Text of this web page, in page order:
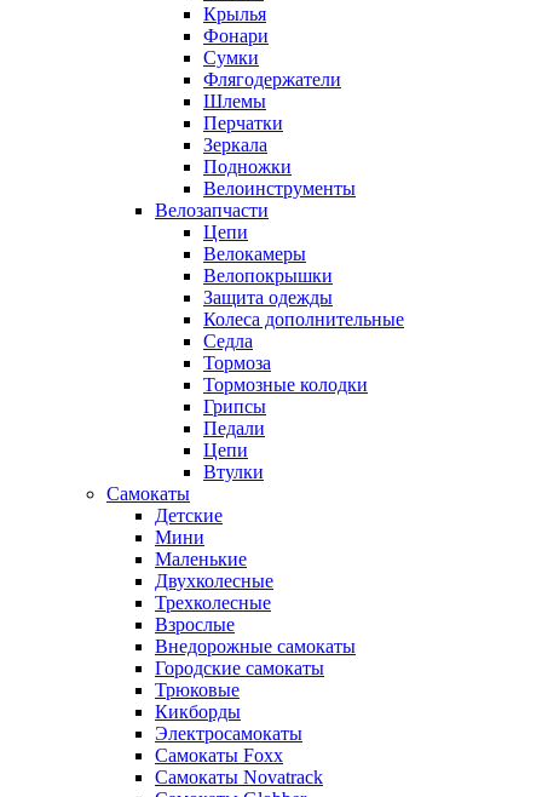
Крылья
Фонари
Сумки
Флягодержатели
Шлемы
Перчатки
Зеркала
Подножки
Велоинструменты
Велозапчасти
Цепи
Велокамеры
Велопокрышки
Защита одежды
Колеса дополнительные
Седла
Тормоза
Тормозные колодки
Грипсы
Педали
Цепи
Втулки
Самокаты
Детские
Мини
Маленькие
Двухколесные
Трехколесные
Взрослые
Внедорожные самокаты
Городские самокаты
Трюковые
Кикборды
Электросамокаты
Самокаты Foxx
Самокаты Novatrack